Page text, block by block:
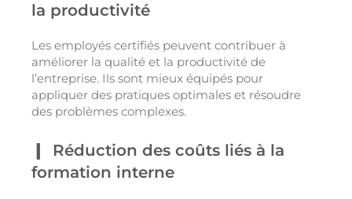
la productivité
Les employés certifiés peuvent contribuer à
améliorer la qualité et la productivité de
l’entreprise. Ils sont mieux équipés pour
appliquer des pratiques optimales et résoudre
des problèmes complexes.
Réduction des coûts liés à la
formation interne